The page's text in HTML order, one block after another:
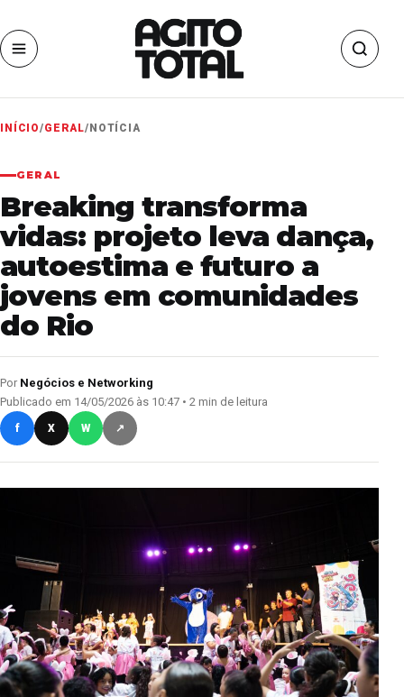
INÍCIO/GERAL/ NOTÍCIA
GERAL
Breaking transforma
vidas: projeto leva dança,
autoestima e futuro a
jovens em comunidades
do Rio
Por Negócios e Networking
Publicado em 14/05/2026 às 10:47 • 2 min de leitura
f X W ↗